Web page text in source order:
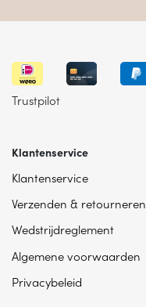
Trustpilot
Klantenservice
Klantenservice
Verzenden & retourneren
Wedstrijdreglement
Algemene voorwaarden
Privacybeleid